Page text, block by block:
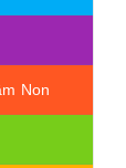
Non